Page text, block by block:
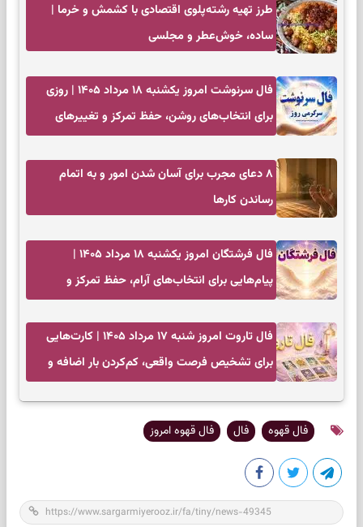
طرز تهیه رشته‌پلوی اقتصادی با کشمش و خرما |
ساده، خوش‌عطر و مجلسی
فال سرنوشت امروز یکشنبه ۱۸ مرداد ۱۴۰۵ | روزی
برای انتخاب‌های روشن، حفظ تمرکز و تغییرهای
۸ دعای مجرب برای آسان شدن امور و به اتمام
رساندن کار‌ها
فال فرشتگان امروز یکشنبه ۱۸ مرداد ۱۴۰۵ |
پیام‌هایی برای انتخاب‌های آرام، حفظ تمرکز و
فال تاروت امروز شنبه ۱۷ مرداد ۱۴۰۵ | کارت‌هایی
برای تشخیص فرصت واقعی، کم‌کردن بار اضافه و
فال قهوه فال فال قهوه امروز